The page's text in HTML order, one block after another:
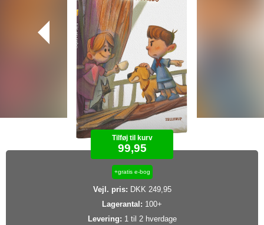
Tilføj til kurv
99,95
+gratis e-bog
Vejl. pris: DKK 249,95
Lagerantal: 100+
Levering: 1 til 2 hverdage